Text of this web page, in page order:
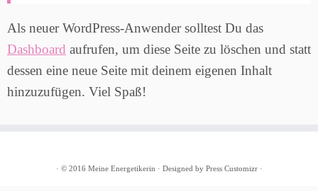
Als neuer WordPress-Anwender solltest Du das
Dashboard aufrufen, um diese Seite zu löschen und statt
dessen eine neue Seite mit deinem eigenen Inhalt
hinzuzufügen. Viel Spaß!
· © 2016 Meine Energetikerin · Designed by Press Customizr·